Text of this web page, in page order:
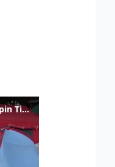
Gualtieri: "Responsabilità del Viminale su Spin Time? La posizione dei partiti è nota"